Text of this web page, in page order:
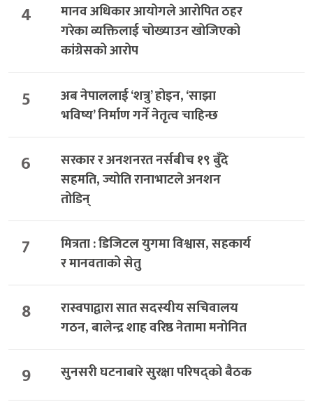
4
मानव अधिकार आयोगले आरोपित ठहर
गरेका व्यक्तिलाई चोख्याउन खोजिएको
कांग्रेसको आरोप
5
अब नेपाललाई ‘शत्रु’ होइन, ‘साझा
भविष्य’ निर्माण गर्ने नेतृत्व चाहिन्छ
6
सरकार र अनशनरत नर्सबीच १९ बुँदे
सहमति, ज्योति रानाभाटले अनशन
तोडिन्
7
मित्रता : डिजिटल युगमा विश्वास, सहकार्य
र मानवताको सेतु
8
रास्वपाद्वारा सात सदस्यीय सचिवालय
गठन, बालेन्द्र शाह वरिष्ठ नेतामा मनोनित
9 सुनसरी घटनाबारे सुरक्षा परिषद्को बैठक